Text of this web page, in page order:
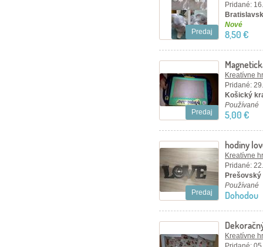
Predaj
Pridané:
Nové
8,50 €
Predaj
Kreatívne
Pridané:
Košický
Používané
5,00 €
Predaj
hodiny
Kreatívne
Pridané:
Používané
Dohodou
Kreatívne